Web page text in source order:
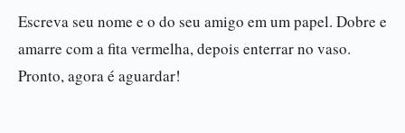
Escreva seu nome e o do seu amigo em um papel. Dobre e
amarre com a fita vermelha, depois enterrar no vaso.
Pronto, agora é aguardar!